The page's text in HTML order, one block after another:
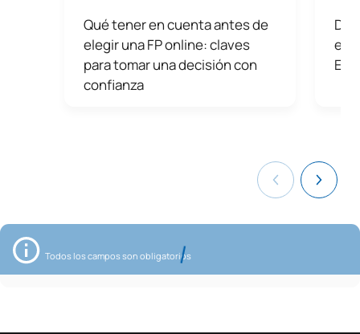
Qué tener en cuenta antes de
elegir una FP online: claves
para tomar una decisión con
confianza
Todos los campos son obligatorios